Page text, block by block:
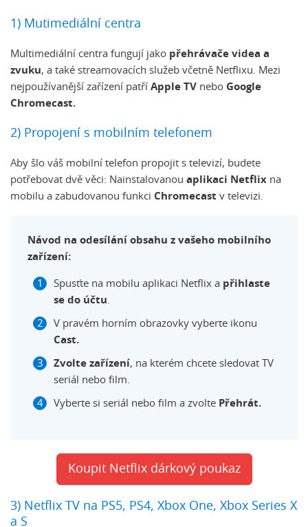
1) Mutimediální centra
Multimediální centra fungují jako přehrávače videa a
zvuku, a také streamovacích služeb včetně Netflixu. Mezi
nejpoužívanější zařízení patří Apple TV nebo Google
Chromecast.
2) Propojení s mobilním telefonem
Aby šlo váš mobilní telefon propojit s televizí, budete
potřebovat dvě věci: Nainstalovanou aplikaci Netflix na
mobilu a zabudovanou funkci Chromecast v televizi.
Návod na odesílání obsahu z vašeho mobilního
zařízení:
Spusťte na mobilu aplikaci Netflix a přihlaste
se do účtu.
V pravém horním obrazovky vyberte ikonu
Cast.
Zvolte zařízení, na kterém chcete sledovat TV
seriál nebo film.
Vyberte si seriál nebo film a zvolte Přehrát.
Koupit Netflix dárkový poukaz
3) Netflix TV na PS5, PS4, Xbox One, Xbox Series X
a S